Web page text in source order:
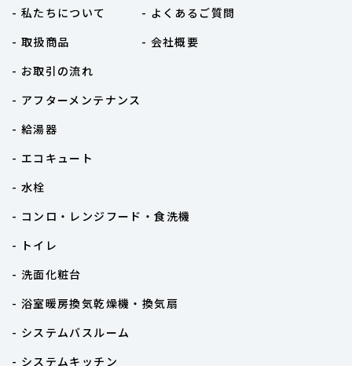
- 私たちについて
- 取扱商品
- お取引の流れ
- アフターメンテナンス
- よくあるご質問
- 会社概要
- 給湯器
- エコキュート
- 水栓
- コンロ・レンジフード・食洗機
- トイレ
- 洗面化粧台
- 浴室暖房換気乾燥機・換気扇
- システムバスルーム
- システムキッチン